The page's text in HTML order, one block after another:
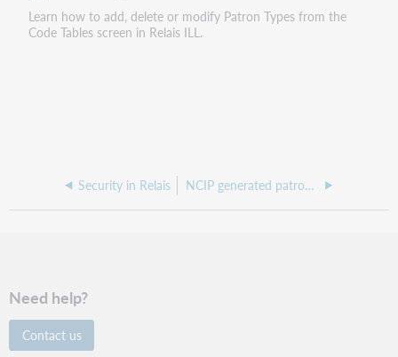
Learn how to add, delete or modify Patron Types from the
Code Tables screen in Relais ILL.
Security in Relais NCIP generated patron records
Need help?
Contact us